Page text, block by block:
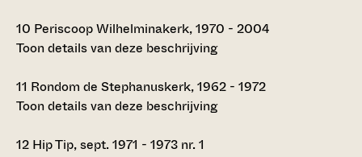
10 Periscoop Wilhelminakerk, 1970 - 2004
Toon details van deze beschrijving
11 Rondom de Stephanuskerk, 1962 - 1972
Toon details van deze beschrijving
12 Hip Tip, sept. 1971 - 1973 nr. 1